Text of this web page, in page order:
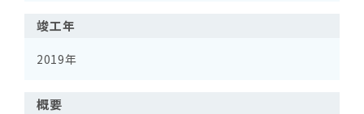
竣工年
2019年
概要